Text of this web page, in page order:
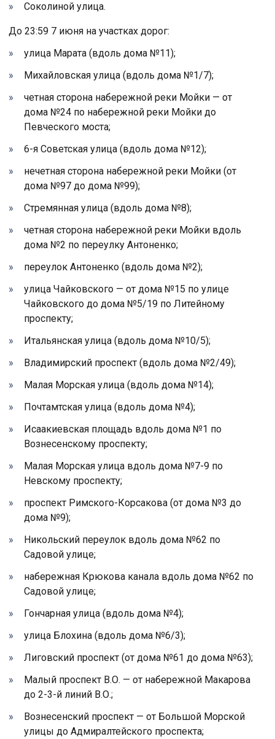
Соколиной улица.
До 23:59 7 июня на участках дорог:
улица Марата (вдоль дома №11);
Михайловская улица (вдоль дома №1/7);
четная сторона набережной реки Мойки — от
дома №24 по набережной реки Мойки до
Певческого моста;
6-я Советская улица (вдоль дома №12);
нечетная сторона набережной реки Мойки (от
дома №97 до дома №99);
Стремянная улица (вдоль дома №8);
четная сторона набережной реки Мойки вдоль
дома №2 по переулку Антоненко;
переулок Антоненко (вдоль дома №2);
улица Чайковского — от дома №15 по улице
Чайковского до дома №5/19 по Литейному
проспекту;
Итальянская улица (вдоль дома №10/5);
Владимирский проспект (вдоль дома №2/49);
Малая Морская улица (вдоль дома №14);
Почтамтская улица (вдоль дома №4);
Исаакиевская площадь вдоль дома №1 по
Вознесенскому проспекту;
Малая Морская улица вдоль дома №7-9 по
Невскому проспекту;
проспект Римского-Корсакова (от дома №3 до
дома №9);
Никольский переулок вдоль дома №62 по
Садовой улице;
набережная Крюкова канала вдоль дома №62 по
Садовой улице;
Гончарная улица (вдоль дома №4);
улица Блохина (вдоль дома №6/3);
Лиговский проспект (от дома №61 до дома №63);
Малый проспект В.О. — от набережной Макарова
до 2-3-й линий В.О.;
Вознесенский проспект — от Большой Морской
улицы до Адмиралтейского проспекта;